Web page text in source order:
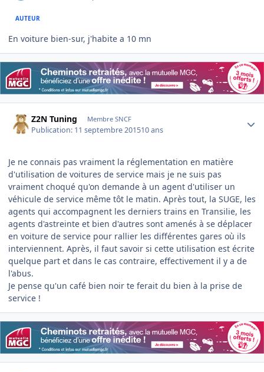
AUTEUR
En voiture bien-sur, j'habite a 10 mn
Z2N Tuning Membre SNCF
Publication: 11 septembre 201510 ans
Je ne connais pas vraiment la réglementation en matière
d'utilisation de voitures de service mais je ne suis pas
vraiment choqué qu'on demande à un agent d'utiliser un
véhicule de service même tôt le matin. Après tout, la SUGE, les
agents qui accompagnent les derniers trains en Transilie, les
agents d'astreinte et bien d'autres sont amenés à se déplacer
en voiture de service pour rallier les différentes gares où ils
interviennent. Après, il faut savoir si cette utilisation est écrite
quelque part et dans le cas contraire, effectivement il y a de
l'abus.
Je pense qu'un café bien noir te ferait du bien à la prise de
service !